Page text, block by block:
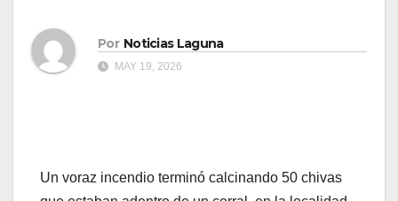
Por Noticias Laguna
MAY 19, 2026
Un voraz incendio terminó calcinando 50 chivas